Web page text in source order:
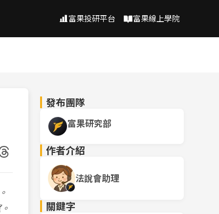
富果投研平台 富果線上學院
發布團隊
富果研究部
作者介紹
法說會助理
關鍵字